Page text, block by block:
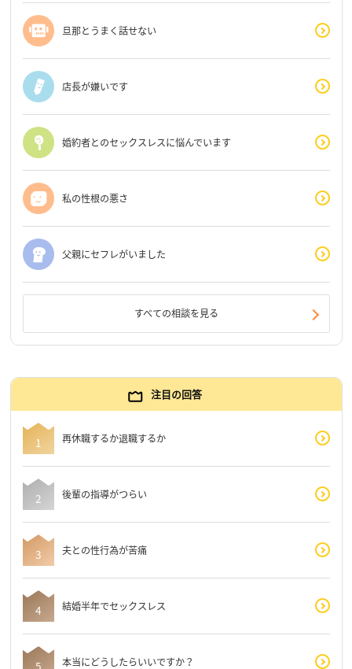
旦那とうまく話せない
店長が嫌いです
婚約者とのセックスレスに悩んでいます
私の性根の悪さ
父親にセフレがいました
すべての相談を見る
注目の回答
再休職するか退職するか
後輩の指導がつらい
夫との性行為が苦痛
結婚半年でセックスレス
本当にどうしたらいいですか？